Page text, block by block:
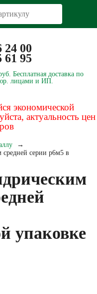
24 00
61 95
Бесплатная доставка по
юр. лицами и ИП.
экономической
актуальность цен
средней серии р6м5 в
упаковке